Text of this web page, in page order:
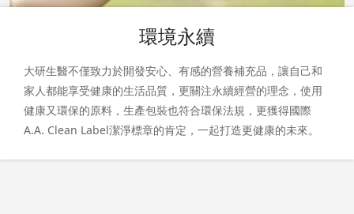
環境永續
大研生醫不僅致力於開發安心、有感的營養補充品，讓自己和
家人都能享受健康的生活品質，更關注永續經營的理念，使用
健康又環保的原料，生產包裝也符合環保法規，更獲得國際
A.A. Clean Label潔淨標章的肯定，一起打造更健康的未來。